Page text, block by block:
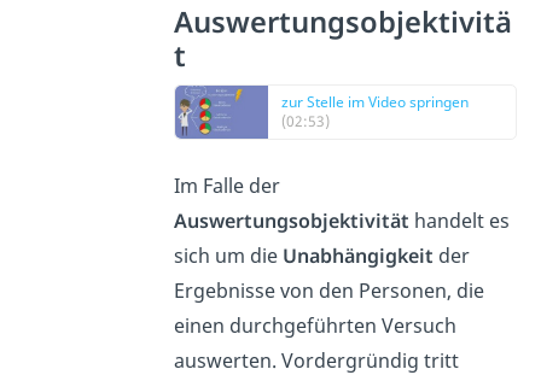
Auswertungsobjektivitä
t
zur Stelle im Video springen
(02:53)
Im Falle der
Auswertungsobjektivität handelt es
sich um die Unabhängigkeit der
Ergebnisse von den Personen, die
einen durchgeführten Versuch
auswerten. Vordergründig tritt